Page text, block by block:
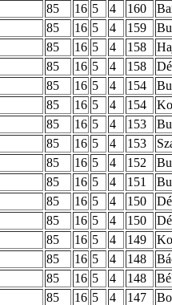
85 16 5 4 160
85 16 5 4 159
85 16 5 4 158
85 16 5 4 158
85 16 5 4 154
85 16 5 4 154
85 16 5 4 153
85 16 5 4 153
85 16 5 4 152
85 16 5 4 151
85 16 5 4 150
85 16 5 4 150
85 16 5 4 149
85 16 5 4 148
85 16 5 4 148
85 16 5 4 147